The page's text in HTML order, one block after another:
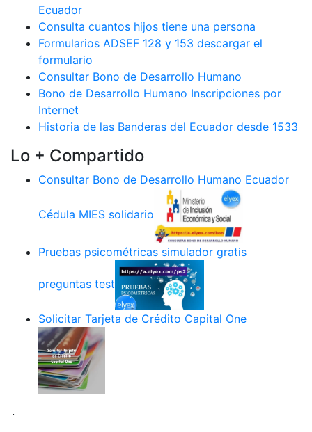
Ecuador
Consulta cuantos hijos tiene una persona
Formularios ADSEF 128 y 153 descargar el
formulario
Consultar Bono de Desarrollo Humano
Bono de Desarrollo Humano Inscripciones por
Internet
Historia de las Banderas del Ecuador desde 1533
Lo + Compartido
Consultar Bono de Desarrollo Humano Ecuador
Cédula MIES solidario
Pruebas psicométricas simulador gratis
preguntas test
Solicitar Tarjeta de Crédito Capital One
.